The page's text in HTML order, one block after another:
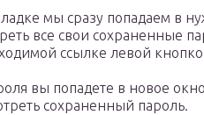
мы сразу попадаем в
все свои сохраненные
ссылке левой
вы попадете в новое
сохраненный пароль.